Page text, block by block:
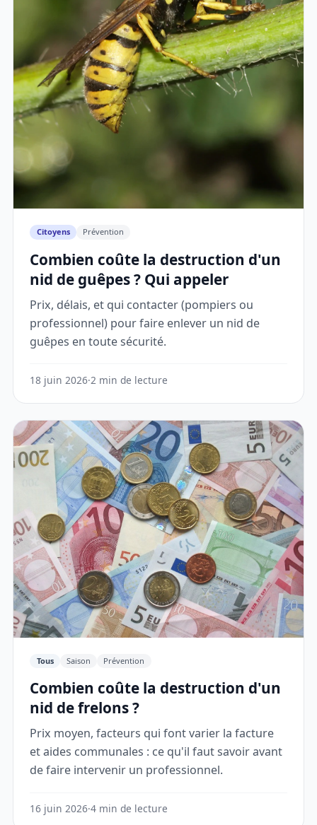
Citoyens Prévention
Combien coûte la destruction d'un
nid de guêpes ? Qui appeler
Prix, délais, et qui contacter (pompiers ou
professionnel) pour faire enlever un nid de
guêpes en toute sécurité.
18 juin 2026·2 min de lecture
Tous Saison Prévention
Combien coûte la destruction d'un
nid de frelons ?
Prix moyen, facteurs qui font varier la facture
et aides communales : ce qu'il faut savoir avant
de faire intervenir un professionnel.
16 juin 2026·4 min de lecture